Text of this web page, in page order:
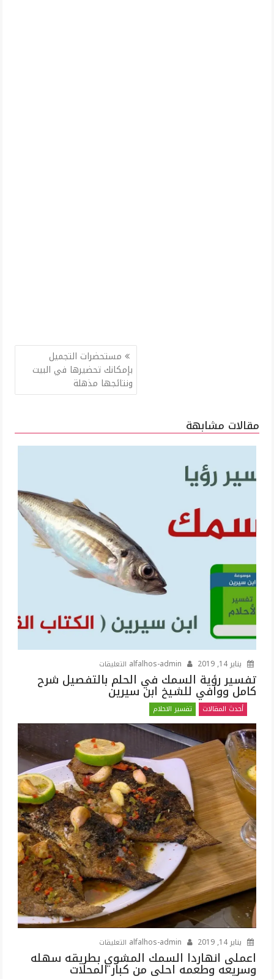
مستحضرات التجميل
بإمكانك تحضيرها في البيت
ونتائجها مذهلة
مقالات مشابهة
يناير 14, 2019 التعليقات
تفسير
بالتفصيل
شرح
كامل
ووافي
للشيخ
ابن
سيرين
مغلقة
تفسير رؤية السمك في الحلم بالتفصيل شرح
كامل ووافي للشيخ ابن سيرين
أحدث المقالات تفسير الاحلام
يناير 14, 2019 التعليقات
اعملى
انهاردا
اعملى انهاردا السمك المشوي بطريقه سهله
وسريعه وطعمه احلى من كبار المحلات